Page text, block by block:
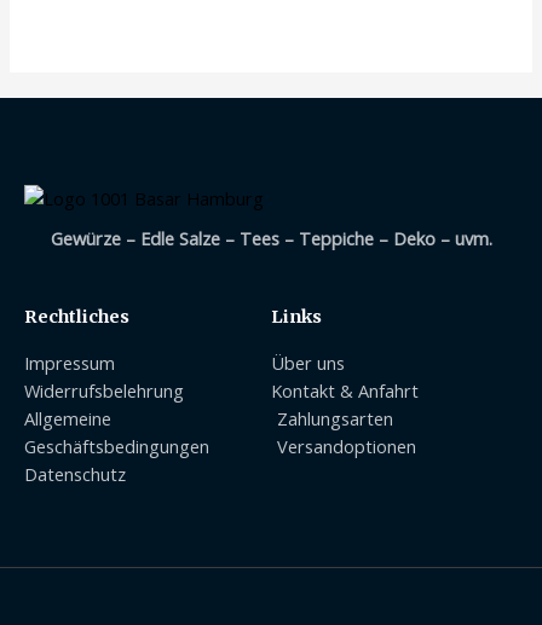
Gewürze – Edle Salze – Tees – Teppiche – Deko – uvm.
Rechtliches
Impressum
Widerrufsbelehrung
Allgemeine
Geschäftsbedingungen
Datenschutz
Links
Über uns
Kontakt & Anfahrt
Zahlungsarten
Versandoptionen